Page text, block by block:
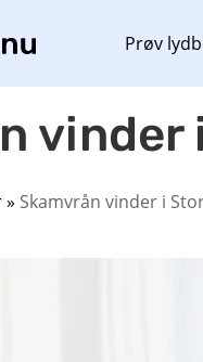
Prøv
» Skamvrån vinder i